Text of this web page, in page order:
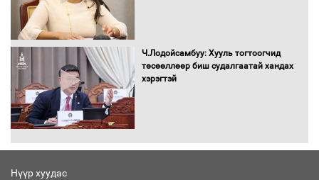
Ч.Лодойсамбуу: Хууль тогтоогчид
төсөөллөөр биш судалгаатай хандах
хэрэгтэй
Нүүр хуудас